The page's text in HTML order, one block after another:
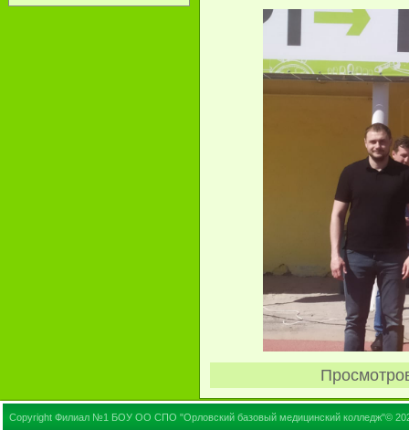
Copyright Филиал №1 БОУ ОО СПО "Орловский базовый медицинский колледж"©